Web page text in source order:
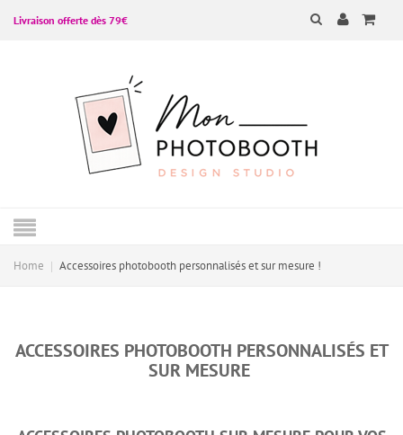
Livraison offerte dès 79€
Home Accessoires photobooth personnalisés et sur mesure !
ACCESSOIRES PHOTOBOOTH PERSONNALISÉS ET
SUR MESURE